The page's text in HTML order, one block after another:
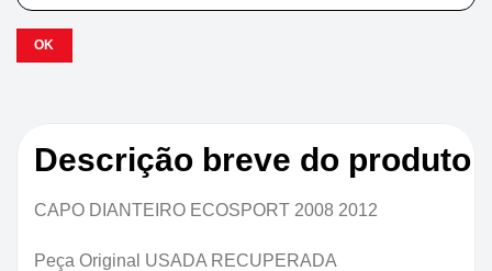
OK
Descrição breve do produto
CAPO DIANTEIRO ECOSPORT 2008 2012
Peça Original USADA RECUPERADA